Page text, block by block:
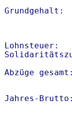
Lohnsteuer:
Abzüge